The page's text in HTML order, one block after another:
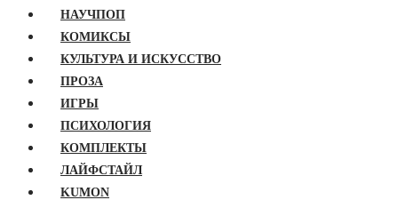
НАУЧПОП
КОМИКСЫ
КУЛЬТУРА И ИСКУССТВО
ПРОЗА
ИГРЫ
ПСИХОЛОГИЯ
КОМПЛЕКТЫ
ЛАЙФСТАЙЛ
KUMON